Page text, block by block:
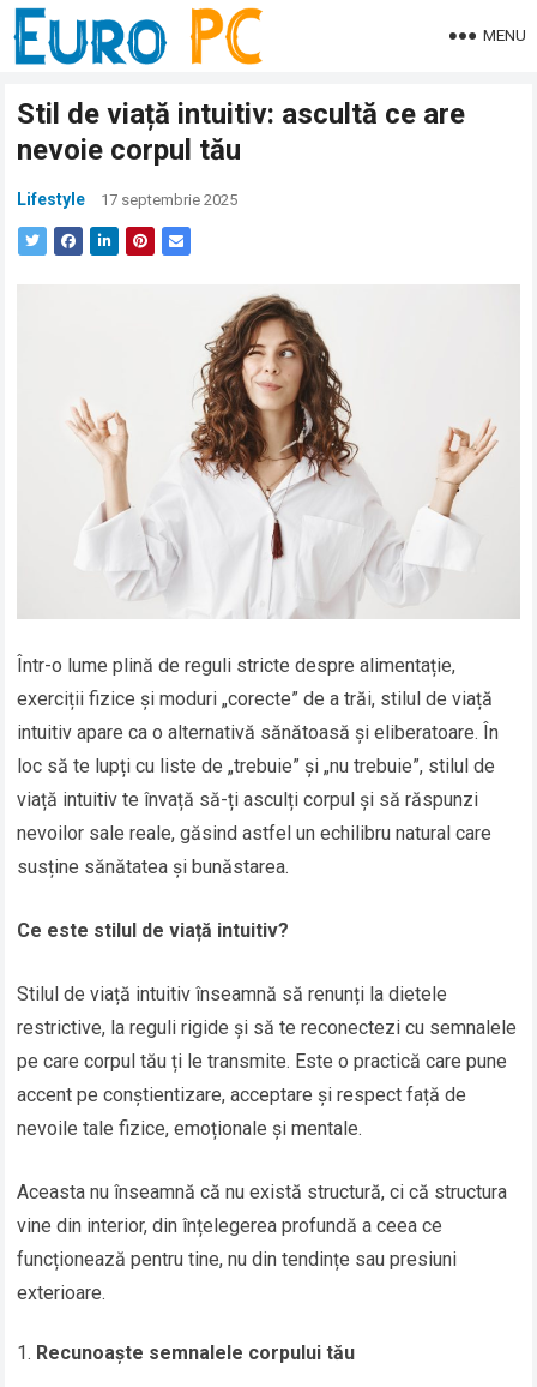
MENU
Stil de viață intuitiv: ascultă ce are
nevoie corpul tău
Lifestyle 17 septembrie 2025
Într-o lume plină de reguli stricte despre alimentație,
exerciții fizice și moduri „corecte” de a trăi, stilul de viață
intuitiv apare ca o alternativă sănătoasă și eliberatoare. În
loc să te lupți cu liste de „trebuie” și „nu trebuie”, stilul de
viață intuitiv te învață să-ți asculți corpul și să răspunzi
nevoilor sale reale, găsind astfel un echilibru natural care
susține sănătatea și bunăstarea.
Ce este stilul de viață intuitiv?
Stilul de viață intuitiv înseamnă să renunți la dietele
restrictive, la reguli rigide și să te reconectezi cu semnalele
pe care corpul tău ți le transmite. Este o practică care pune
accent pe conștientizare, acceptare și respect față de
nevoile tale fizice, emoționale și mentale.
Aceasta nu înseamnă că nu există structură, ci că structura
vine din interior, din înțelegerea profundă a ceea ce
funcționează pentru tine, nu din tendințe sau presiuni
exterioare.
Recunoaște semnalele corpului tău